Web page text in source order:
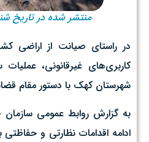
منتشر شده در تاریخ شنبه ۰۹ اسفند
در راستای صیانت از اراضی
کاربری‌های غیرقانونی،
شهرستان کهک با دستور مقام
به گزارش روابط عمومی سازمان
ادامه اقدامات نظارتی و